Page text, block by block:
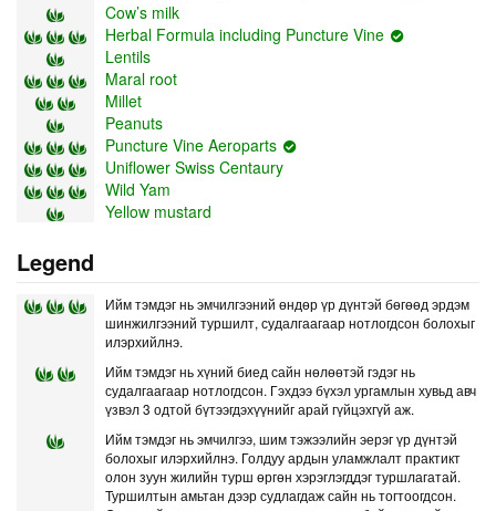
Cow’s milk
Herbal Formula including Puncture Vine
Lentils
Maral root
Millet
Peanuts
Puncture Vine Aeroparts
Uniflower Swiss Centaury
Wild Yam
Yellow mustard
Legend
Ийм тэмдэг нь эмчилгээний өндөр үр дүнтэй бөгөөд эрдэм
шинжилгээний туршилт, судалгаагаар нотлогдсон болохыг
илэрхийлнэ.
Ийм тэмдэг нь хүний биед сайн нөлөөтэй гэдэг нь
судалгаагаар нотлогдсон. Гэхдээ бүхэл ургамлын хувьд авч
үзвэл 3 одтой бүтээгдэхүүнийг арай гүйцэхгүй аж.
Ийм тэмдэг нь эмчилгээ, шим тэжээлийн эерэг үр дүнтэй
болохыг илэрхийлнэ. Голдуу ардын уламжлалт практикт
олон зуун жилийн турш өргөн хэрэглэгддэг туршлагатай.
Туршилтын амьтан дээр судлагдаж сайн нь тогтоогдсон.